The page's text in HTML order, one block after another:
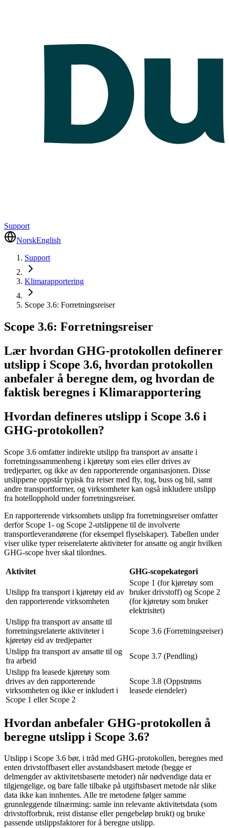
Support
NorskEnglish
Support
Klimarapportering
Scope 3.6: Forretningsreiser
Scope 3.6: Forretningsreiser
Lær hvordan GHG-protokollen definerer
utslipp i Scope 3.6, hvordan protokollen
anbefaler å beregne dem, og hvordan de
faktisk beregnes i Klimarapportering
Hvordan defineres utslipp i Scope 3.6 i
GHG-protokollen?
Scope 3.6 omfatter indirekte utslipp fra transport av ansatte i
forretningssammenheng i kjøretøy som eies eller drives av
tredjeparter, og ikke av den rapporterende organisasjonen. Disse
utslippene oppstår typisk fra reiser med fly, tog, buss og bil, samt
andre transportformer, og virksomheter kan også inkludere utslipp
fra hotellopphold under forretningsreiser.
En rapporterende virksomhets utslipp fra forretningsreiser omfatter
derfor Scope 1- og Scope 2-utslippene til de involverte
transportleverandørene (for eksempel flyselskaper). Tabellen under
viser ulike typer reiserelaterte aktiviteter for ansatte og angir hvilken
GHG-scope hver skal tilordnes.
Aktivitet GHG-scopekategori
Utslipp fra transport i kjøretøy eid av
den rapporterende virksomheten
Scope 1 (for kjøretøy som
bruker drivstoff) og Scope 2
(for kjøretøy som bruker
elektrisitet)
Utslipp fra transport av ansatte til
forretningsrelaterte aktiviteter i
kjøretøy eid av tredjeparter
Scope 3.6 (Forretningsreiser)
Utslipp fra transport av ansatte til og
fra arbeid
Scope 3.7 (Pendling)
Utslipp fra leasede kjøretøy som
drives av den rapporterende
virksomheten og ikke er inkludert i
Scope 1 eller Scope 2
Scope 3.8 (Oppstrøms
leasede eiendeler)
Hvordan anbefaler GHG-protokollen å
beregne utslipp i Scope 3.6?
Utslipp i Scope 3.6 bør, i tråd med GHG-protokollen, beregnes med
enten drivstoffbasert eller avstandsbasert metode (begge er
delmengder av aktivitetsbaserte metoder) når nødvendige data er
tilgjengelige, og bare falle tilbake på utgiftsbasert metode når slike
data ikke kan innhentes. Alle tre metodene følger samme
grunnleggende tilnærming: samle inn relevante aktivitetsdata (som
drivstofforbruk, reist distanse eller pengebeløp brukt) og bruke
passende utslippsfaktorer for å beregne utslipp.